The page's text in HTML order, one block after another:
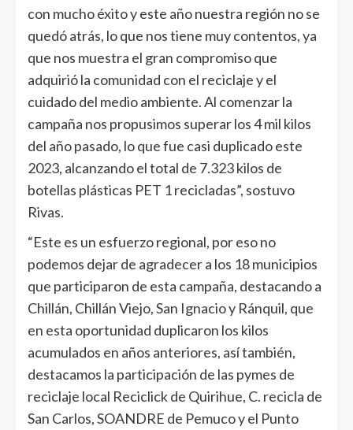
con mucho éxito y este año nuestra región no se
quedó atrás, lo que nos tiene muy contentos, ya
que nos muestra el gran compromiso que
adquirió la comunidad con el reciclaje y el
cuidado del medio ambiente. Al comenzar la
campaña nos propusimos superar los 4 mil kilos
del año pasado, lo que fue casi duplicado este
2023, alcanzando el total de 7.323 kilos de
botellas plásticas PET 1 recicladas”, sostuvo
Rivas.
“Este es un esfuerzo regional, por eso no
podemos dejar de agradecer a los 18 municipios
que participaron de esta campaña, destacando a
Chillán, Chillán Viejo, San Ignacio y Ránquil, que
en esta oportunidad duplicaron los kilos
acumulados en años anteriores, así también,
destacamos la participación de las pymes de
reciclaje local Reciclick de Quirihue, C. recicla de
San Carlos, SOANDRE de Pemuco y el Punto